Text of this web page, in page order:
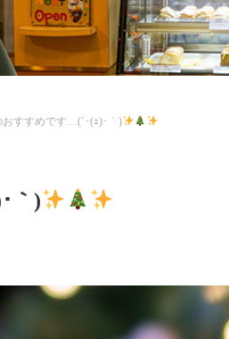
おすすめです…(´･(ｪ)･｀)
｀)